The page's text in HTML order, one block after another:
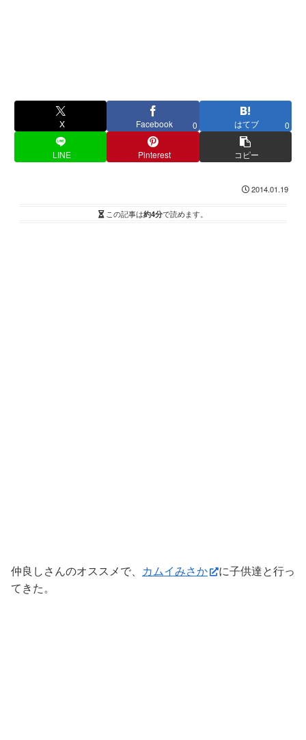
X Facebook 0 はてブ 0
LINE Pinterest コピー
2014.01.19
この記事は約4分で読めます。
仲良しさんのオススメで、 カムイみさか
に子供達と行っ
てきた。